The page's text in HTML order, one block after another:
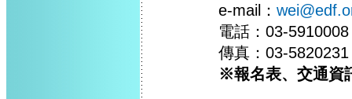
e-mail：
電話：03-
傳真：03-5820231
※報名表、交通資